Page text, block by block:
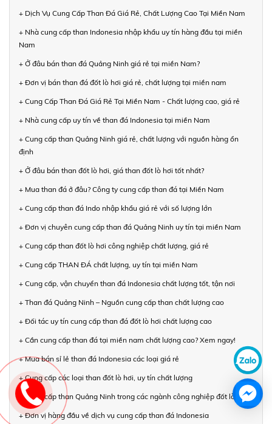
+ Dịch Vụ Cung Cấp Than Đá Giá Rẻ, Chất Lượng Cao Tại Miền Nam
+ Nhà cung cấp than Indonesia nhập khẩu uy tín hàng đầu tại miền
Nam
+ Ở đâu bán than đá Quảng Ninh giá rẻ tại miền Nam?
+ Đơn vị bán than đá đốt lò hơi giá rẻ, chất lượng tại miền nam
+ Cung Cấp Than Đá Giá Rẻ Tại Miền Nam - Chất lượng cao, giá rẻ
+ Nhà cung cấp uy tín về than đá Indonesia tại miền Nam
+ Cung cấp than Quảng Ninh giá rẻ, chất lượng với nguồn hàng ổn
định
+ Ở đâu bán than đốt lò hơi, giá than đốt lò hơi tốt nhất?
+ Mua than đá ở đâu? Công ty cung cấp than đá tại Miền Nam
+ Cung cấp than đá Indo nhập khẩu giá rẻ với số lượng lớn
+ Đơn vị chuyên cung cấp than đá Quảng Ninh uy tín tại miền Nam
+ Cung cấp than đốt lò hơi công nghiệp chất lượng, giá rẻ
+ Cung cấp THAN ĐÁ chất lượng, uy tín tại miền Nam
+ Cung cấp, vận chuyển than đá Indonesia chất lượng tốt, tận nơi
+ Than đá Quảng Ninh – Nguồn cung cấp than chất lượng cao
+ Đối tác uy tín cung cấp than đá đốt lò hơi chất lượng cao
+ Cần cung cấp than đá tại miền nam chất lượng cao? Xem ngay!
+ Mua bán sỉ lẻ than đá Indonesia các loại giá rẻ
+ Cung cấp các loại than đốt lò hơi, uy tín chất lượng
+ Cung cấp than Quảng Ninh trong các ngành công nghiệp đốt lò hơi
+ Đơn vị hàng đầu về dịch vụ cung cấp than đá Indonesia